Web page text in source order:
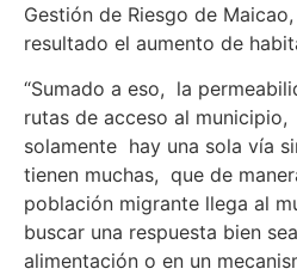
Gestión de Riesgo de
resultado el aumento de
“Sumado a eso, la
rutas de acceso al
solamente hay una sola vía
tienen muchas, que de
población migrante llega al
buscar una respuesta bien
alimentación o en un